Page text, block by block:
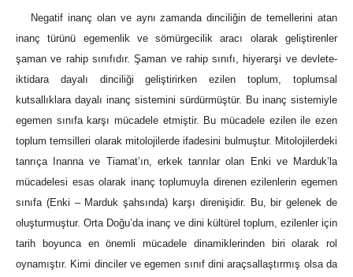
Negatif inanç olan ve aynı zamanda dinciliğin de temellerini atan
inanç türünü egemenlik ve sömürgecilik aracı olarak geliştirenler
şaman ve rahip sınıfıdır. Şaman ve rahip sınıfı, hiyerarşi ve devlete-
iktidara dayalı dinciliği geliştirirken ezilen toplum, toplumsal
kutsallıklara dayalı inanç sistemini sürdürmüştür. Bu inanç sistemiyle
egemen sınıfa karşı mücadele etmiştir. Bu mücadele ezilen ile ezen
toplum temsilleri olarak mitolojilerde ifadesini bulmuştur. Mitolojilerdeki
tanrıça Inanna ve Tiamat’ın, erkek tanrılar olan Enki ve Marduk’la
mücadelesi esas olarak inanç toplumuyla direnen ezilenlerin egemen
sınıfa (Enki – Marduk şahsında) karşı direnişidir. Bu, bir gelenek de
oluşturmuştur. Orta Doğu’da inanç ve dini kültürel toplum, ezilenler için
tarih boyunca en önemli mücadele dinamiklerinden biri olarak rol
oynamıştır. Kimi dinciler ve egemen sınıf dini araçsallaştırmış olsa da